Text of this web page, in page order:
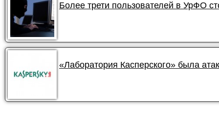
Более трети пользователей в УрФО
«Лаборатория Касперского» была